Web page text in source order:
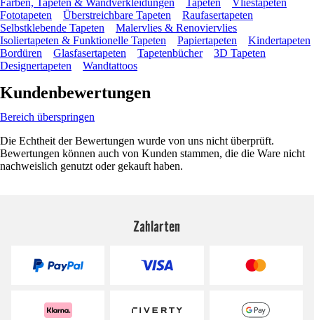
Farben, Tapeten & Wandverkleidungen Tapeten
Vliestapeten
Fototapeten
Überstreichbare Tapeten
Raufasertapeten
Selbstklebende Tapeten
Malervlies & Renoviervlies
Isoliertapeten & Funktionelle Tapeten
Papiertapeten
Kindertapeten
Bordüren
Glasfasertapeten Tapetenbücher
3D Tapeten
Designertapeten
Wandtattoos
Kundenbewertungen
Bereich überspringen
Die Echtheit der Bewertungen wurde von uns nicht überprüft.
Bewertungen können auch von Kunden stammen, die die Ware nicht
nachweislich genutzt oder gekauft haben.
Zahlarten